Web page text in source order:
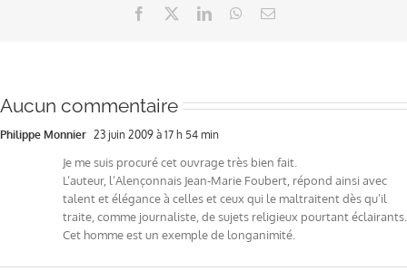
Facebook LinkedInWhatsApp
Email
Aucun commentaire
Philippe Monnier 23 juin 2009 à 17 h 54 min
Je me suis procuré cet ouvrage très bien fait.
L’auteur, l’Alençonnais Jean-Marie Foubert, répond ainsi avec
talent et élégance à celles et ceux qui le maltraitent dès qu’il
traite, comme journaliste, de sujets religieux pourtant éclairants.
Cet homme est un exemple de longanimité.